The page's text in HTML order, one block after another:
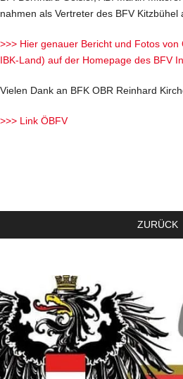
nahmen als Vertreter des BFV Kitzbühel
>>> Hier genauer Bericht und Fotos
IBK-Land) auf der Homepage des BFV
Vielen Dank an BFK OBR Reinhard
>>> Link ÖBFV
ZURÜCK